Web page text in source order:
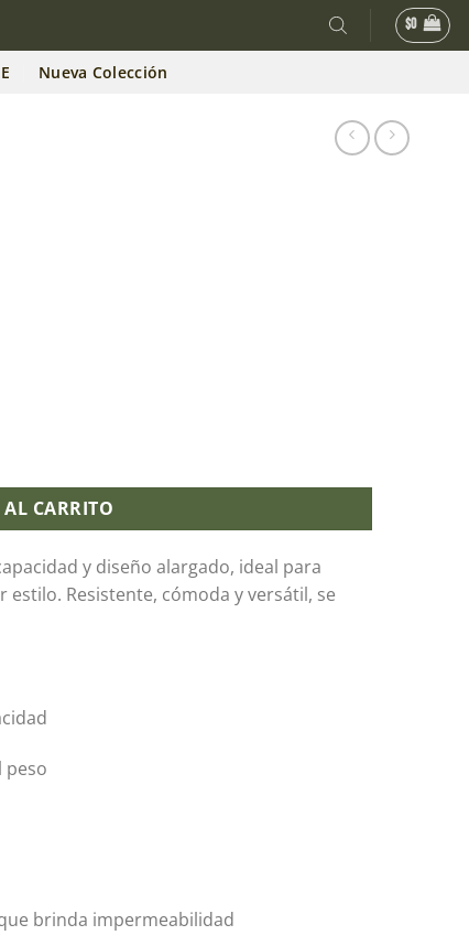
$0
Nueva Colección
CARRITO
y diseño alargado, ideal para
Resistente, cómoda y versátil, se
peso
brinda impermeabilidad